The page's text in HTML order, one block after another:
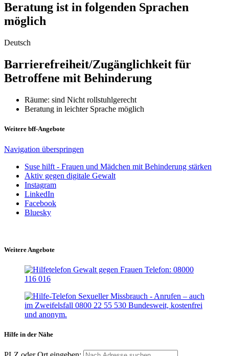
Beratung ist in folgenden Sprachen
möglich
Deutsch
Barrierefreiheit/Zugänglichkeit für
Betroffene mit Behinderung
Räume: sind Nicht rollstuhlgerecht
Beratung in leichter Sprache möglich
Weitere bff-Angebote
Navigation überspringen
Suse hilft - Frauen und Mädchen mit Behinderung stärken
Aktiv gegen digitale Gewalt
Instagram
LinkedIn
Facebook
Bluesky
Weitere Angebote
Hilfe in der Nähe